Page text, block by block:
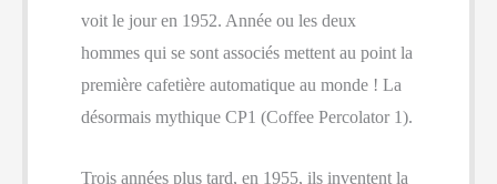
voit le jour en 1952. Année ou les deux
hommes qui se sont associés mettent au point la
première cafetière automatique au monde ! La
désormais mythique CP1 (Coffee Percolator 1).
Trois années plus tard, en 1955, ils inventent la